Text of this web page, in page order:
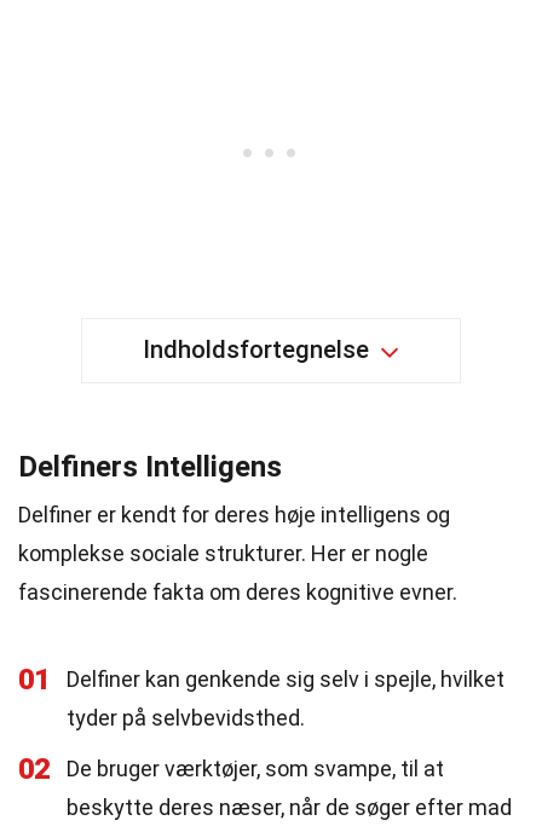
Indholdsfortegnelse
Delfiners Intelligens
Delfiner er kendt for deres høje intelligens og
komplekse sociale strukturer. Her er nogle
fascinerende fakta om deres kognitive evner.
01
Delfiner kan genkende sig selv i spejle, hvilket
tyder på selvbevidsthed.
02
De bruger værktøjer, som svampe, til at
beskytte deres næser, når de søger efter mad